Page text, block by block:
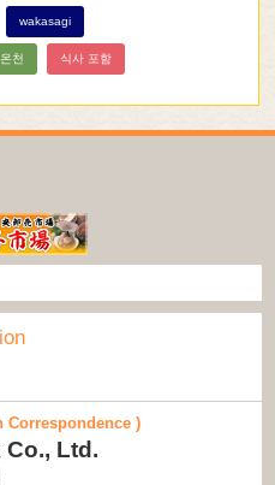
wakasagi
온천 식사 포함
Correspondence )
Ltd.